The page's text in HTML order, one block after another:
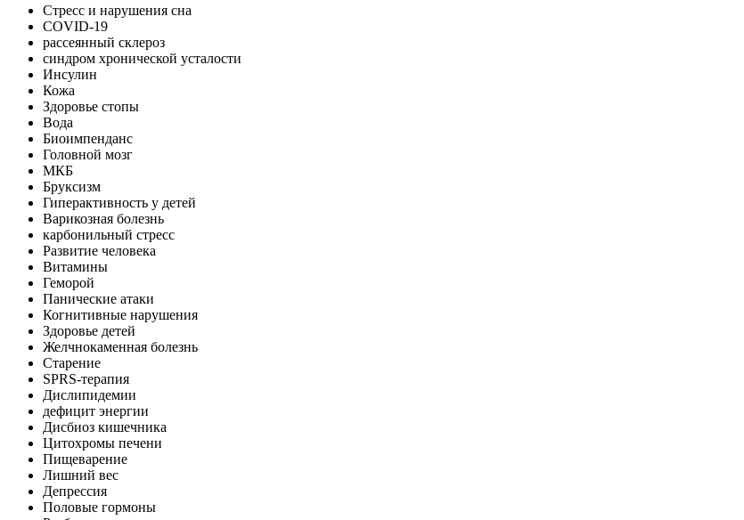
Стресс и нарушения сна
COVID-19
рассеянный склероз
синдром хронической усталости
Инсулин
Кожа
Здоровье стопы
Вода
Биоимпенданс
Головной мозг
МКБ
Бруксизм
Гиперактивность у детей
Варикозная болезнь
карбонильный стресс
Развитие человека
Витамины
Геморой
Панические атаки
Когнитивные нарушения
Здоровье детей
Желчнокаменная болезнь
Старение
SPRS-терапия
Дислипидемии
дефицит энергии
Дисбиоз кишечника
Цитохромы печени
Пищеварение
Лишний вес
Депрессия
Половые гормоны